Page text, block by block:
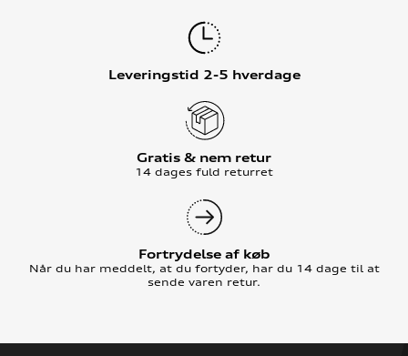
Leveringstid 2-5 hverdage
Gratis & nem retur
14 dages fuld returret
Fortrydelse af køb
Når du har meddelt, at du fortyder, har du 14 dage til at
sende varen retur.